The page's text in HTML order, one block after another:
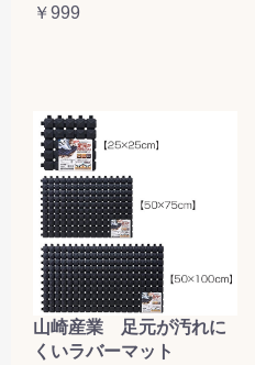
￥999
山崎産業 足元が汚れに
くいラバーマット